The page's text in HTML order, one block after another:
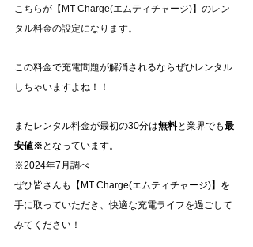
こちらが【MT Charge(エムティチャージ)】のレン
タル料金の設定になります。
この料金で充電問題が解消されるならぜひレンタル
しちゃいますよね！！
またレンタル料金が最初の30分は無料と業界でも最
安値※ となっています。
※2024年7月調べ
ぜひ皆さんも【MT Charge(エムティチャージ)】を
手に取っていただき、快適な充電ライフを過ごして
みてください！